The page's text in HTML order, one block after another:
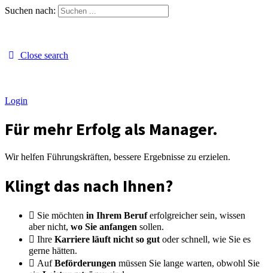
Suchen nach:
Close search
Login
Für mehr Erfolg als Manager.
Wir helfen Führungskräften, bessere Ergebnisse zu erzielen.
Klingt das nach Ihnen?
Sie möchten in Ihrem Beruferfolgreicher sein, wissen
aber nicht, wo Sie anfangen sollen.
Ihre Karriere läuft nicht so gut oder schnell, wie Sie es
gerne hätten.
AufBeförderungen müssen Sie lange warten, obwohl Sie